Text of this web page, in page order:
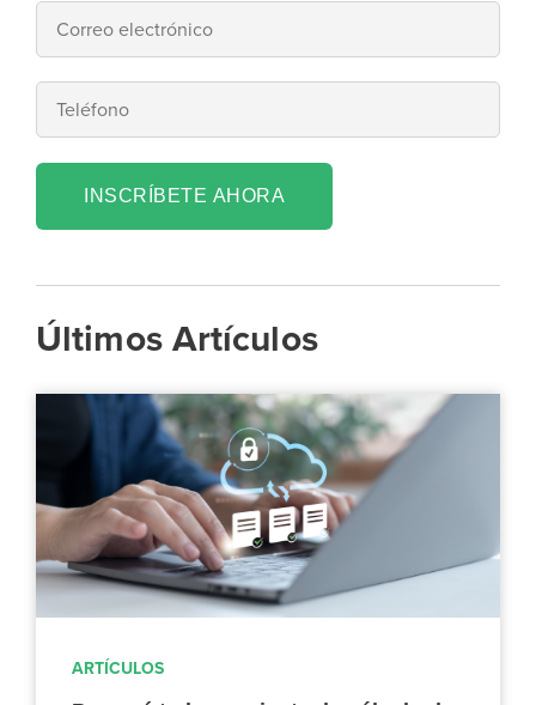
INSCRÍBETE AHORA
Últimos Artículos
ARTÍCULOS